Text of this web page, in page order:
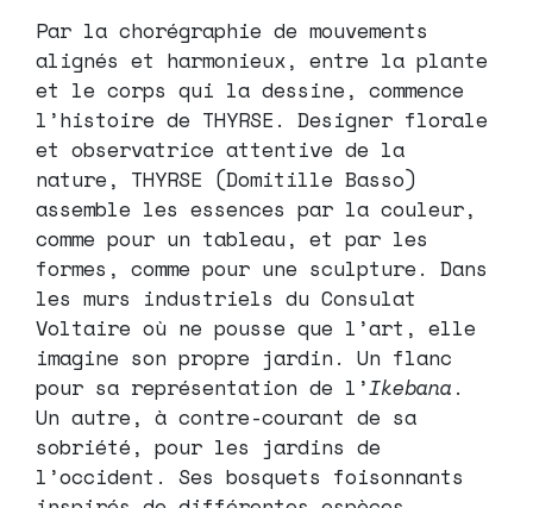
Par la chorégraphie de mouvements
alignés et harmonieux, entre la plante
et le corps qui la dessine, commence
l’histoire de THYRSE. Designer florale
et observatrice attentive de la
nature, THYRSE (Domitille Basso)
assemble les essences par la couleur,
comme pour un tableau, et par les
formes, comme pour une sculpture. Dans
les murs industriels du Consulat
Voltaire où ne pousse que l’art, elle
imagine son propre jardin. Un flanc
pour sa représentation de l’Ikebana .
Un autre, à contre-courant de sa
sobriété, pour les jardins de
l’occident. Ses bosquets foisonnants